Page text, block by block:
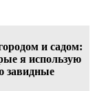
и садом:
я использую
завидные